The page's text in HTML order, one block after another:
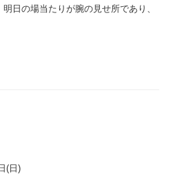
日の場当たりが腕の見せ所であり、
(日)